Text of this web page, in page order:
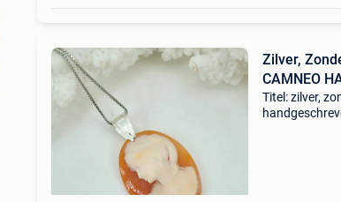
Zilver,
CAMNEO
Titel: zilver,